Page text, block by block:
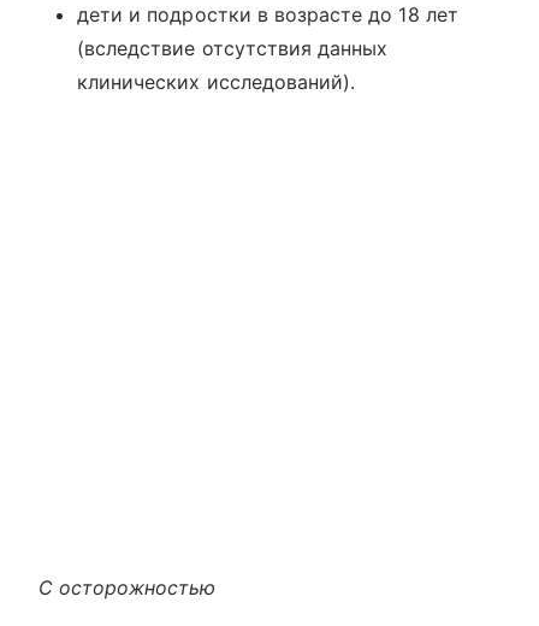
дети и подростки в возрасте до 18 лет
(вследствие отсутствия данных
клинических исследований).
С осторожностью